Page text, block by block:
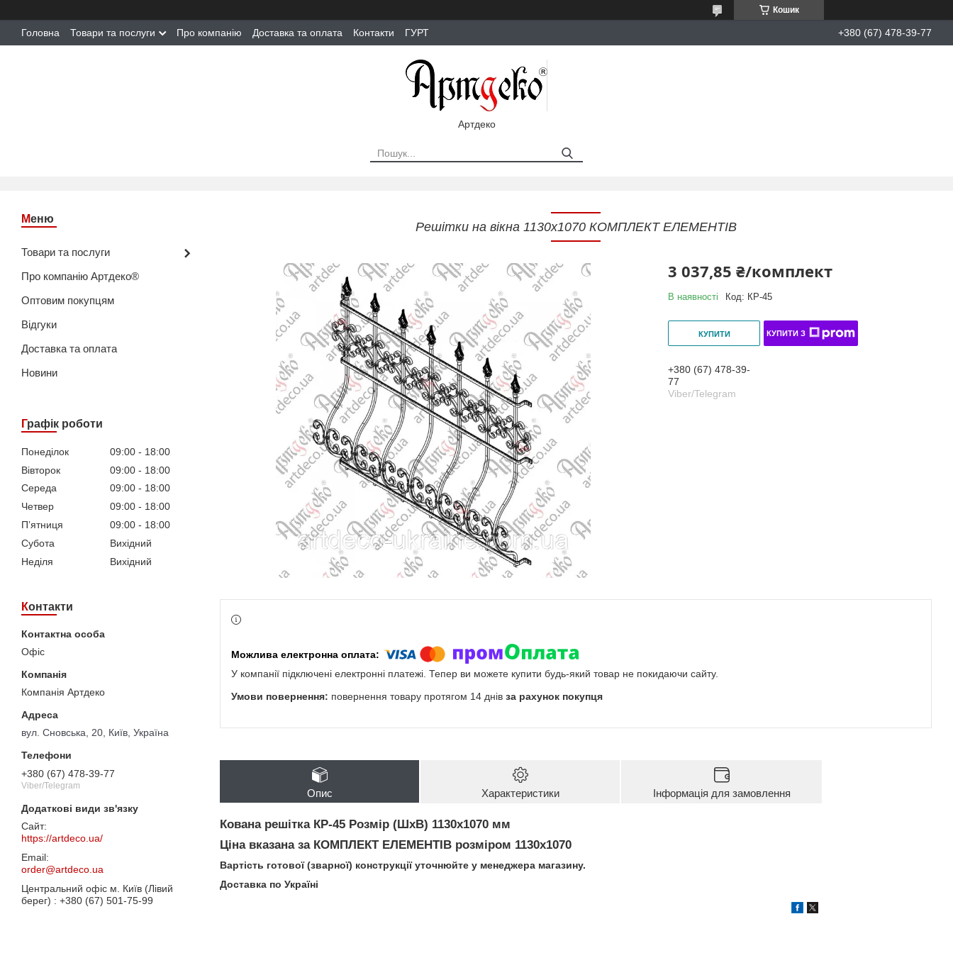
Кошик
Головна Товари та послуги Про компанію Доставка та оплата Контакти ГУРТ +380 (67) 478-39-77
Артдеко
Товари та послуги
Про компанію Артдеко®
Оптовим покупцям
Відгуки
Доставка та оплата
Новини
Графік роботи
Понеділок 09:00
18:00
Вівторок
09:00
18:00
Середа
09:00
18:00
Четвер
09:00
18:00
Пʼятниця
09:00
18:00
Субота
Вихідний
Неділя
Вихідний
Контакти
Офіс
Компанія Артдеко
вул. Сновська, 20, Київ, Україна
+380 (67) 478-39-77
Viber/Telegram
https://artdeco.ua/
order@artdeco.ua
Центральний офіс м. Київ (Лівий
берег)
+380 (67) 501-75-99
Решітки на вікна 1130х1070 КОМПЛЕКТ ЕЛЕМЕНТІВ
3 037,85 ₴/комплект
В наявності Код: КР-45
КУПИТИ КУПИТИ З
+380 (67) 478-39-
77
Viber/Telegram
У компанії підключені електронні платежі. Тепер ви можете купити будь-який товар не покидаючи сайту.
повернення товару протягом 14 днів за рахунок покупця
Опис Характеристики Інформація для замовлення
Кована решітка КР-45 Розмір (ШхВ) 1130х1070 мм
Ціна вказана за КОМПЛЕКТ ЕЛЕМЕНТІВ розміром 1130х1070
Вартість готової (зварної) конструкції уточнюйте у менеджера магазину.
Доставка по Україні